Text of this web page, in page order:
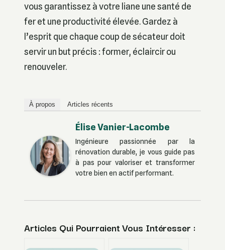
vous garantissez à votre liane une santé de
fer et une productivité élevée. Gardez à
l’esprit que chaque coup de sécateur doit
servir un but précis : former, éclaircir ou
renouveler.
À propos Articles récents
Élise Vanier-Lacombe
Ingénieure passionnée par la
rénovation durable, je vous guide pas
à pas pour valoriser et transformer
votre bien en actif performant.
Articles Qui Pourraient Vous Intéresser :